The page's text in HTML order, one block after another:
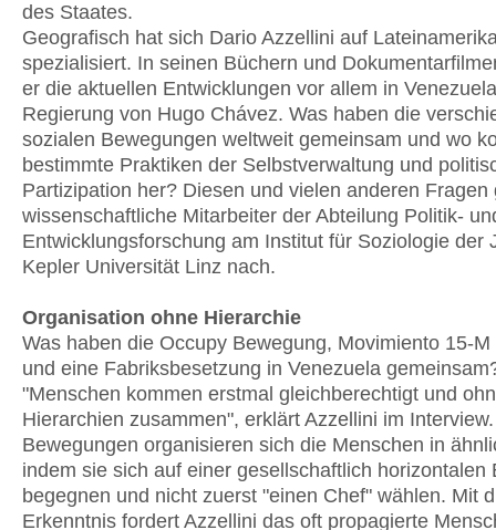
des Staates.
Geografisch hat sich Dario Azzellini auf
spezialisiert. In seinen Büchern und
er die aktuellen Entwicklungen vor allem in
Regierung von Hugo Chávez. Was haben die
sozialen Bewegungen weltweit gemeinsam und wo
bestimmte Praktiken der Selbstverwaltung und
Partizipation her? Diesen und vielen anderen Fragen
wissenschaftliche Mitarbeiter der Abteilung Politik-
Entwicklungsforschung am Institut für Soziologie der
Kepler Universität Linz nach.
Organisation ohne Hierarchie
Was haben die Occupy Bewegung, Movimiento 15-
und eine Fabriksbesetzung in Venezuela
"Menschen kommen erstmal gleichberechtigt und
Hierarchien zusammen", erklärt Azzellini im
Bewegungen organisieren sich die Menschen in
indem sie sich auf einer gesellschaftlich horizontalen
begegnen und nicht zuerst "einen Chef" wählen. Mit
Erkenntnis fordert Azzellini das oft propagierte